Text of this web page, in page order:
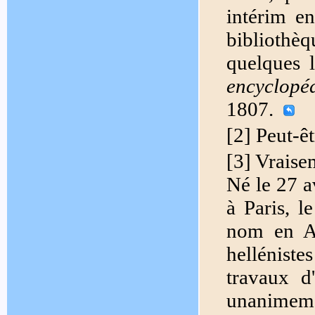
intérim
1807.
[2] Peut-
[3]
Né le 27
à Paris,
nom en
travaux